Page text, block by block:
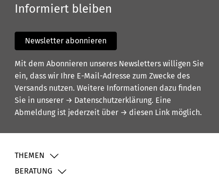
Informiert bleiben
Newsletter abonnieren
Mit dem Abonnieren unseres Newsletters willigen Sie
ein, dass wir Ihre E-Mail-Adresse zum Zwecke des
Versands nutzen. Weitere Informationen dazu finden
Sie in unserer → Datenschutzerklärung. Eine
Abmeldung ist jederzeit über → diesen Link möglich.
THEMEN
BERATUNG